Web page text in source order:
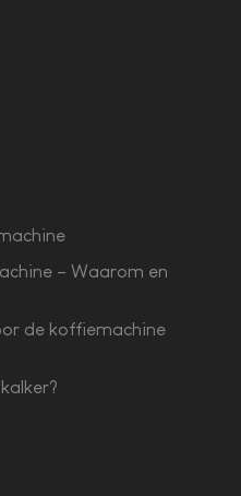
– Waarom en
de koffiemachine